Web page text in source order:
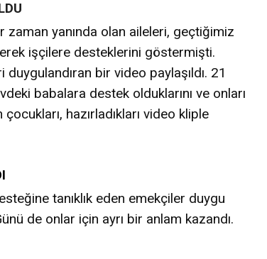
yanında olan aileleri, geçtiğimiz
işçilere desteklerini göstermişti.
bir video paylaşıldı. 21
babalara destek olduklarını ve onları
hazırladıkları video kliple
tanıklık eden emekçiler duygu
de onlar için ayrı bir anlam kazandı.